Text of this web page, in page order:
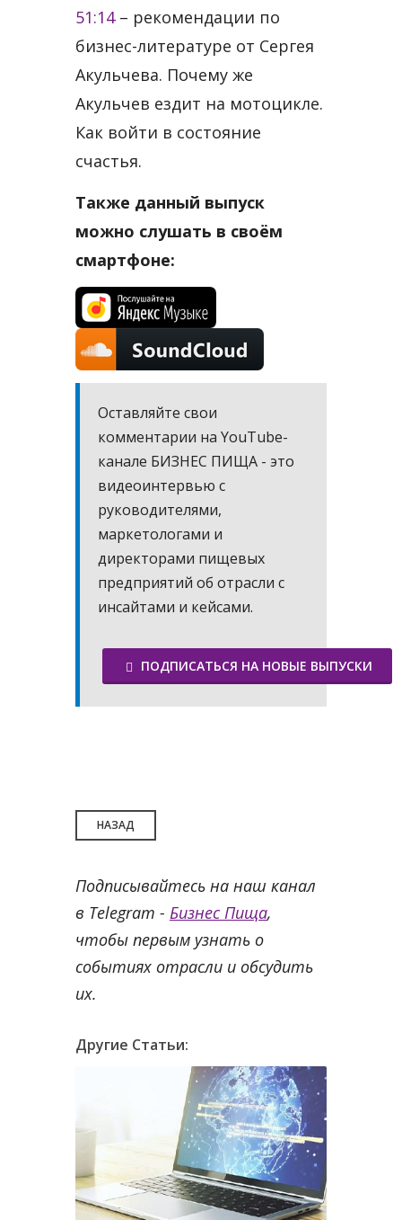
51:14​ – рекомендации по
бизнес-литературе от Сергея
Акульчева. Почему же
Акульчев ездит на мотоцикле.
Как войти в состояние
счастья.
Также данный выпуск
можно слушать в своём
смартфоне:
Оставляйте свои
комментарии на YouTube-
канале БИЗНЕС ПИЩА - это
видеоинтервью с
руководителями,
маркетологами и
директорами пищевых
предприятий об отрасли с
инсайтами и кейсами.
ПОДПИСАТЬСЯ НА НОВЫЕ ВЫПУСКИ
НАЗАД
Подписывайтесь на наш канал
в Telegram - Бизнес Пища,
чтобы первым узнать о
событиях отрасли и обсудить
их.
Другие Статьи: